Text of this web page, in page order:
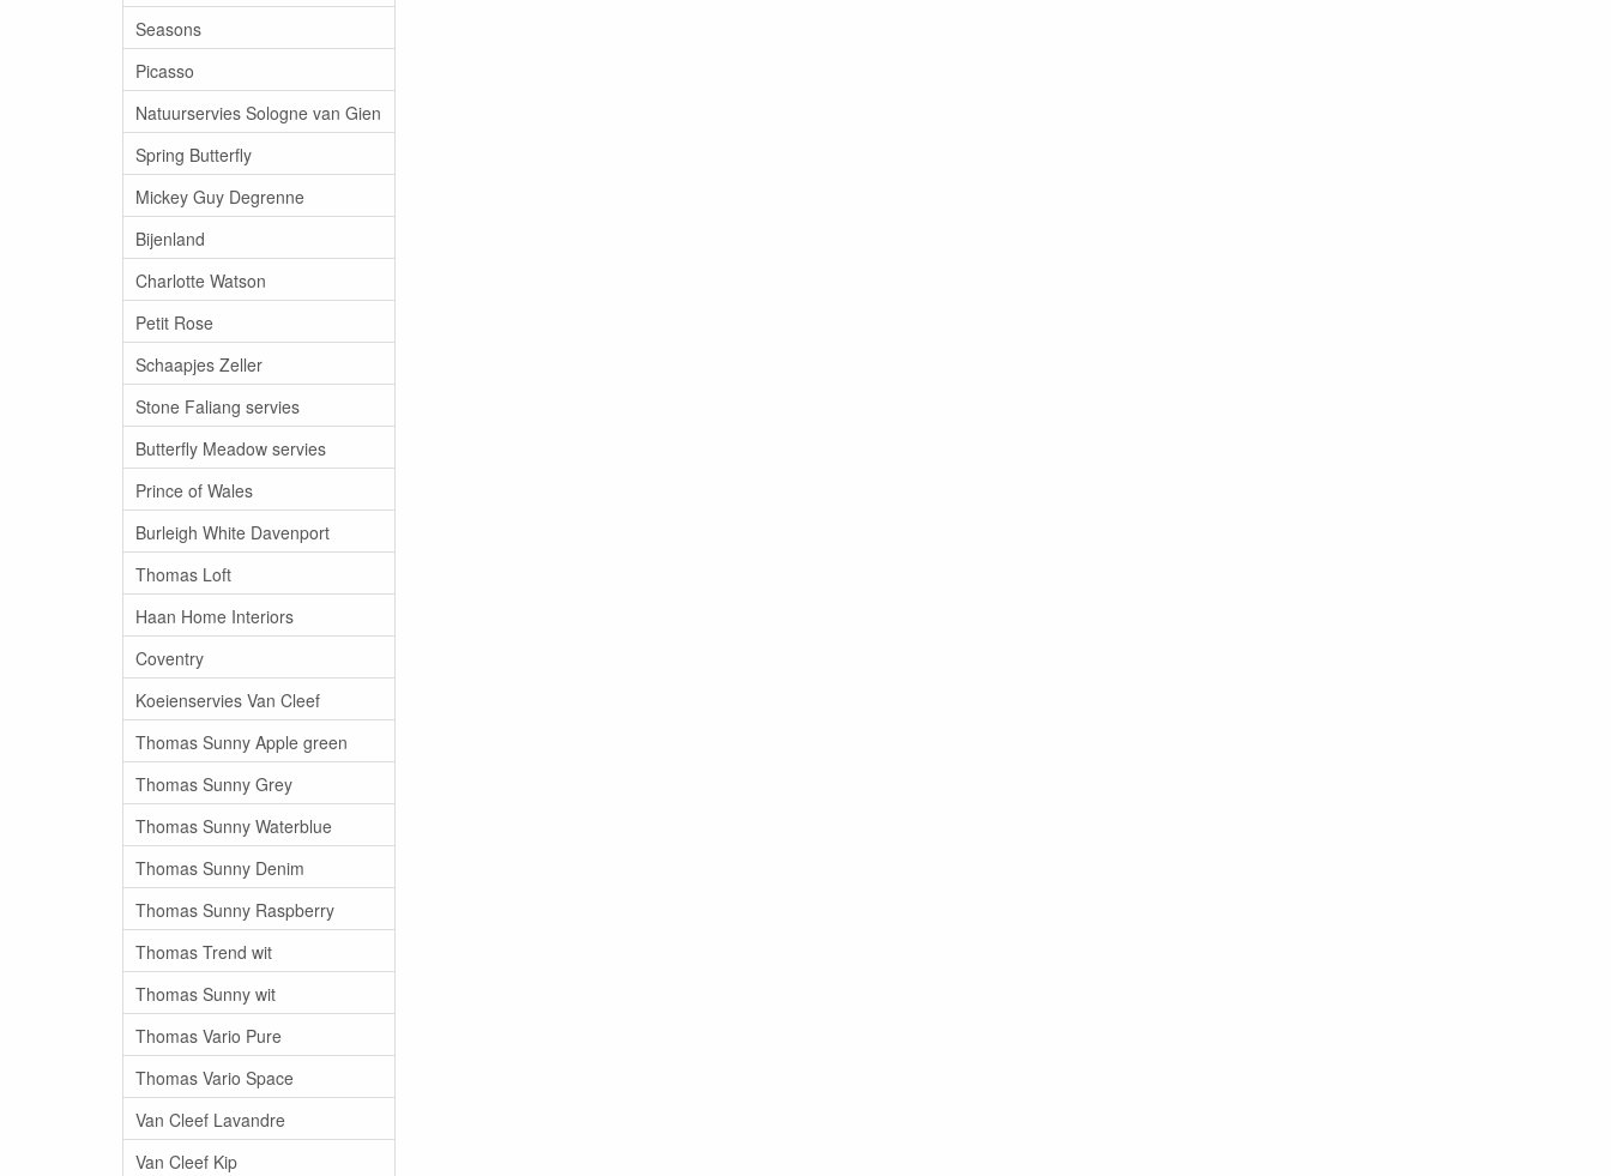
Seasons
Picasso
Natuurservies Sologne van Gien
Spring Butterfly
Mickey Guy Degrenne
Bijenland
Charlotte Watson
Petit Rose
Schaapjes Zeller
Stone Faliang servies
Butterfly Meadow servies
Prince of Wales
Burleigh White Davenport
Thomas Loft
Haan Home Interiors
Coventry
Koeienservies Van Cleef
Thomas Sunny Apple green
Thomas Sunny Grey
Thomas Sunny Waterblue
Thomas Sunny Denim
Thomas Sunny Raspberry
Thomas Trend wit
Thomas Sunny wit
Thomas Vario Pure
Thomas Vario Space
Van Cleef Lavandre
Van Cleef Kip